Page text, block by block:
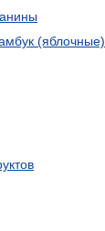
(яблочные)